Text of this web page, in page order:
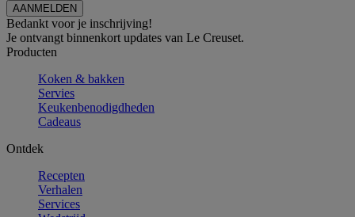
Bedankt voor je inschrijving!
Je ontvangt binnenkort updates van Le Creuset.
Producten
Koken & bakken
Servies
Keukenbenodigdheden
Cadeaus
Ontdek
Recepten
Verhalen
Services